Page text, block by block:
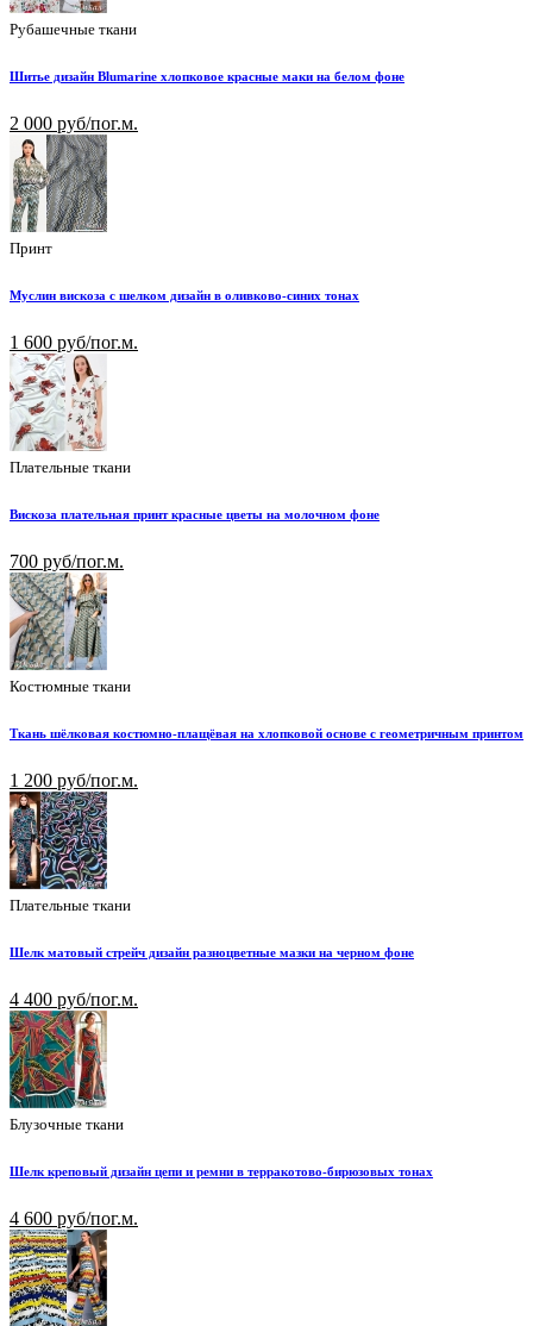
Рубашечные ткани
Шитье дизайн Blumarine хлопковое красные маки на белом фоне
2 000 руб/пог.м.
Принт
Муслин вискоза с шелком дизайн в оливково-синих тонах
1 600 руб/пог.м.
Плательные ткани
Вискоза плательная принт красные цветы на молочном фоне
700 руб/пог.м.
Костюмные ткани
Ткань шёлковая костюмно-плащёвая на хлопковой основе с геометричным принтом
1 200 руб/пог.м.
Плательные ткани
Шелк матовый стрейч дизайн разноцветные мазки на черном фоне
4 400 руб/пог.м.
Блузочные ткани
Шелк креповый дизайн цепи и ремни в терракотово-бирюзовых тонах
4 600 руб/пог.м.